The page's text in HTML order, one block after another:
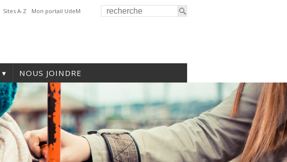
Sites A-Z Mon portail UdeM
NOUS JOINDRE